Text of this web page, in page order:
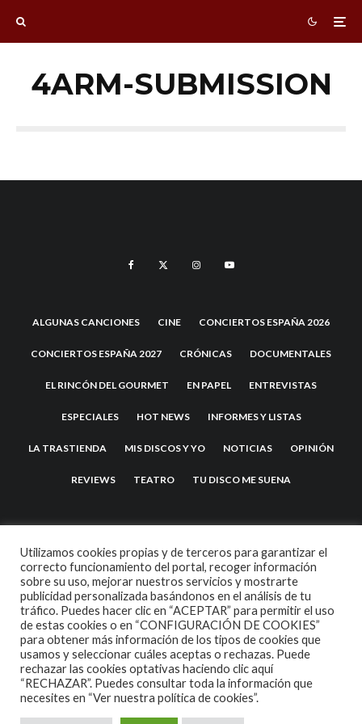
4ARM-SUBMISSION
ALGUNAS CANCIONES CINE CONCIERTOS ESPAÑA 2026
CONCIERTOS ESPAÑA 2027 CRÓNICAS DOCUMENTALES
EL RINCÓN DEL GOURMET EN PAPEL ENTREVISTAS
ESPECIALES HOT NEWS INFORMES Y LISTAS
LA TRASTIENDA MIS DISCOS Y YO NOTICIAS OPINIÓN
REVIEWS TEATRO TU DISCO ME SUENA
2007 COPYRIGHT -CODETIPITHEME
Utilizamos cookies propias y de terceros para garantizar el
correcto funcionamiento del portal, recoger información
sobre su uso, mejorar nuestros servicios y mostrarte
publicidad personalizada basándonos en el análisis de tu
tráfico. Puedes hacer clic en “ACEPTAR” para permitir el uso
de estas cookies o en “CONFIGURACIÓN DE COOKIES”
para obtener más información de los tipos de cookies que
usamos y seleccionar cuáles aceptas o rechazas. Puede
rechazar las cookies optativas haciendo clic aquí
“RECHAZAR”. Puedes consultar toda la información que
necesites en “Ver nuestra política de cookies”.